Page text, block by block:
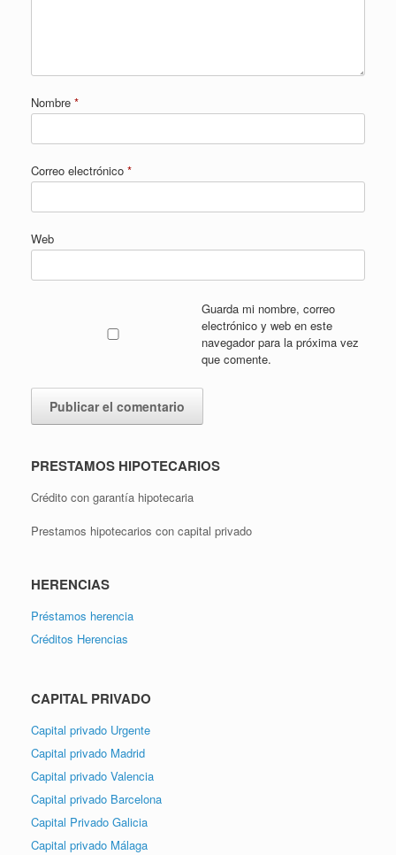
Nombre *
Correo electrónico *
Web
Guarda mi nombre, correo
electrónico y web en este
navegador para la próxima vez
que comente.
PRESTAMOS HIPOTECARIOS
Crédito con garantía hipotecaria
Prestamos hipotecarios con capital privado
HERENCIAS
Préstamos herencia
Créditos Herencias
CAPITAL PRIVADO
Capital privado Urgente
Capital privado Madrid
Capital privado Valencia
Capital privado Barcelona
Capital Privado Galicia
Capital privado Málaga